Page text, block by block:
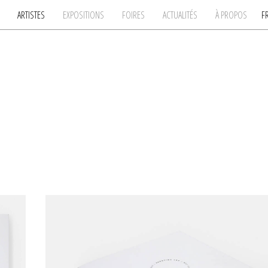
ARTISTES EXPOSITIONS FOIRES ACTUALITÉS À PROPOS